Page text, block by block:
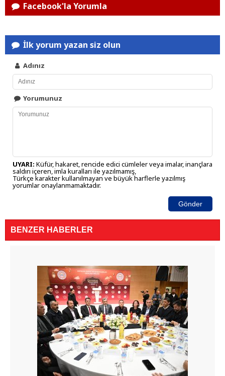
Facebook'la Yorumla
İlk yorum yazan siz olun
Adınız
Yorumunuz
UYARI: Küfür, hakaret, rencide edici cümleler veya imalar, inançlara
saldırı içeren, imla kuralları ile yazılmamış,
Türkçe karakter kullanılmayan ve büyük harflerle yazılmış
yorumlar onaylanmamaktadır.
Gönder
BENZER HABERLER